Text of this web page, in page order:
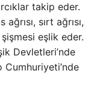
takip eder.
sırt ağrısı,
eşlik eder.
Devletleri’nde